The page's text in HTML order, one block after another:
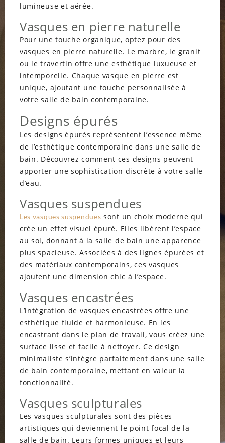
lumineuse et aérée.
Vasques en pierre naturelle
Pour une touche organique, optez pour des
vasques en pierre naturelle. Le marbre, le granit
ou le travertin offre une esthétique luxueuse et
intemporelle. Chaque vasque en pierre est
unique, ajoutant une touche personnalisée à
votre salle de bain contemporaine.
Designs épurés
Les designs épurés représentent l’essence même
de l’esthétique contemporaine dans une salle de
bain. Découvrez comment ces designs peuvent
apporter une sophistication discrète à votre salle
d’eau.
Vasques suspendues
Les vasques suspendues sont un choix moderne qui
crée un effet visuel épuré. Elles libèrent l’espace
au sol, donnant à la salle de bain une apparence
plus spacieuse. Associées à des lignes épurées et
des matériaux contemporains, ces vasques
ajoutent une dimension chic à l’espace.
Vasques encastrées
L’intégration de vasques encastrées offre une
esthétique fluide et harmonieuse. En les
encastrant dans le plan de travail, vous créez une
surface lisse et facile à nettoyer. Ce design
minimaliste s’intègre parfaitement dans une salle
de bain contemporaine, mettant en valeur la
fonctionnalité.
Vasques sculpturales
Les vasques sculpturales sont des pièces
artistiques qui deviennent le point focal de la
salle de bain. Leurs formes uniques et leurs